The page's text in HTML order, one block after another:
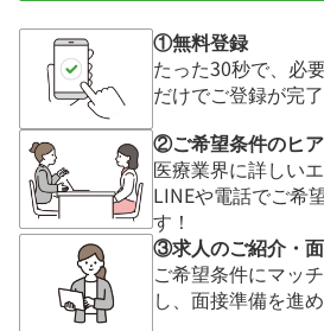
①無料登録
たった30秒で、必
だけでご登録が完
②ご希望条件のヒ
医療業界に詳しい
LINEや電話でご希
す！
③求人のご紹介・
ご希望条件にマッ
し、面接準備を進